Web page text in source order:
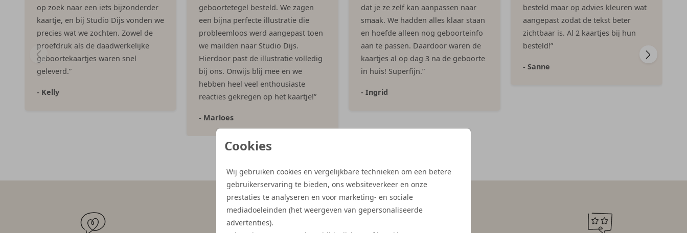
Cookies
Wij gebruiken cookies en vergelijkbare technieken om een betere
gebruikerservaring te bieden, ons websiteverkeer en onze
prestaties te analyseren en voor marketing- en sociale
mediadoeleinden (het weergeven van gepersonaliseerde
advertenties).
op zoek naar een iets bijzonderder
kaartje, en bij Studio Dijs vonden we
precies wat we zochten. Zowel de
proefdruk als de daadwerkelijke
geboortekaartjes waren snel
geleverd.”
- Kelly
geboortetegel besteld. We zagen
een bijna perfecte illustratie die
probleemloos werd aangepast toen
we mailden naar Studio Dijs.
Hierdoor past de illustratie volledig
bij ons. Onwijs blij mee en we
hebben heel veel enthousiaste
reacties gekregen op het kaartje!”
- Marloes
dat je ze zelf kan aanpassen naar
smaak. We hadden alles klaar staan
en hoefde alleen nog geboorteinfo
aan te passen. Daardoor waren de
kaartjes al op dag 3 na de geboorte
in huis! Superfijn.”
- Ingrid
besteld maar op advies kleuren wat
aangepast zodat de tekst beter
zichtbaar is. Al 2 kaartjes bij hun
besteld!”
- Sanne